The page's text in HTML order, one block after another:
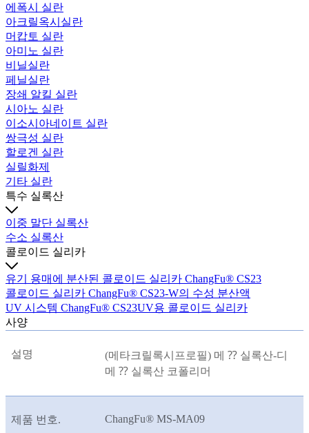
에폭시 실란
아크릴옥시실란
머캅토 실란
아미노 실란
비닐실란
페닐실란
장쇄 알킬 실란
시아노 실란
이소시아네이트 실란
쌍극성 실란
할로겐 실란
실릴화제
기타 실란
특수 실록산
이중 말단 실록산
수소 실록산
콜로이드 실리카
유기 용매에 분산된 콜로이드 실리카 ChangFu® CS23
콜로이드 실리카 ChangFu® CS23-W의 수성 분산액
UV 시스템 ChangFu® CS23UV용 콜로이드 실리카
사양
설명
(메타크릴록시프로필) 메 ⁇ 실록산-디
메 ⁇ 실록산 코폴리머
제품 번호. ChangFu® MS-MA09